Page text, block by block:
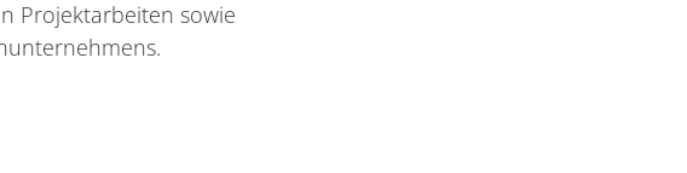
Projektarbeiten sowie